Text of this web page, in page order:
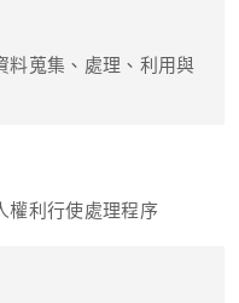
料蒐集、處理、利用與
權利行使處理程序